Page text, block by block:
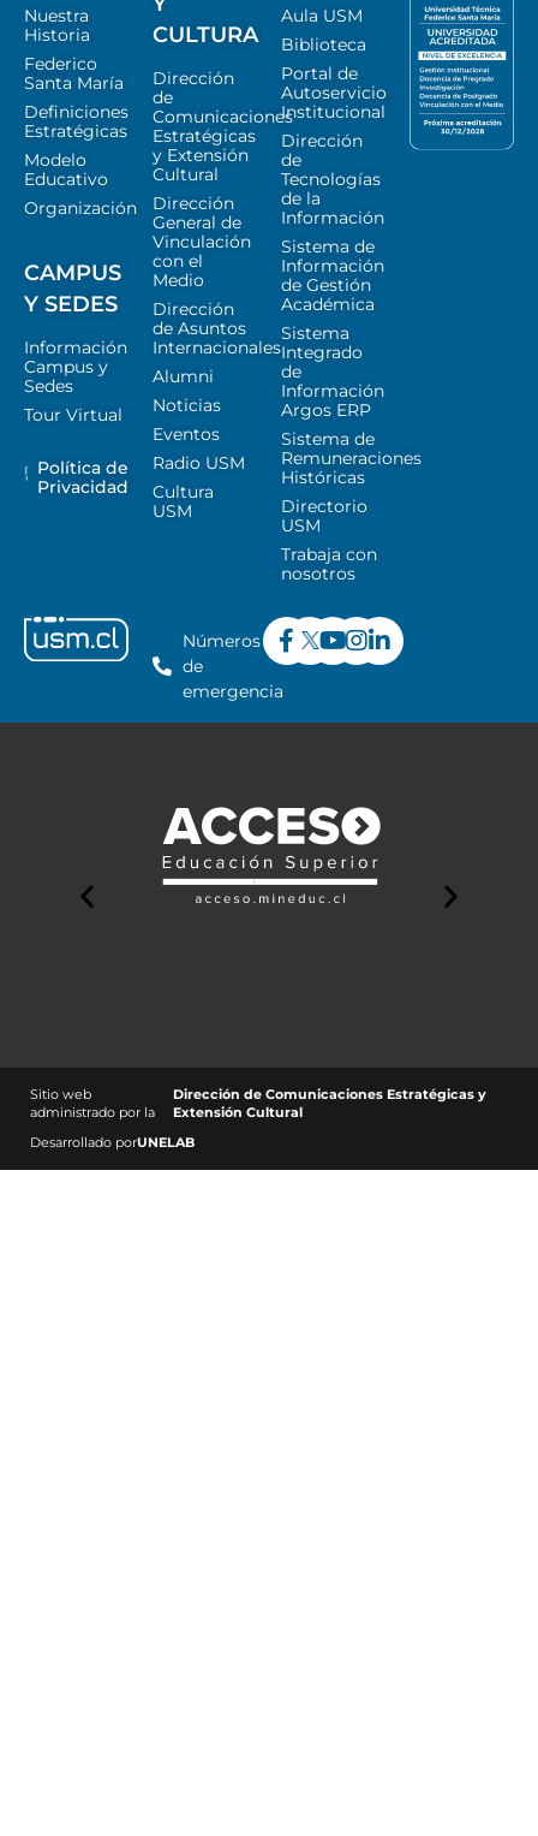
Nuestra
Historia
Federico
Santa María
Definiciones
Estratégicas
Modelo
Educativo
Organización
CAMPUS
Y SEDES
Información
Campus y
Sedes
Tour Virtual
Política de
Privacidad
CULTURA
Dirección
de
Comunicaciones
Estratégicas
y Extensión
Cultural
Dirección
General de
Vinculación
con el
Medio
Dirección
de Asuntos
Internacionales
Alumni
Noticias
Eventos
Radio USM
Cultura
USM
Aula USM
Biblioteca
Portal de
Autoservicio
Institucional
Dirección
de
Tecnologías
de la
Información
Sistema de
Información
de Gestión
Académica
Sistema
Integrado
de
Información
Argos ERP
Sistema de
Remuneraciones
Históricas
Directorio
USM
Trabaja con
nosotros
Números
de
emergencia
Sitio web
administrado por la
Dirección de Comunicaciones Estratégicas y
Extensión Cultural
Desarrollado porUNELAB